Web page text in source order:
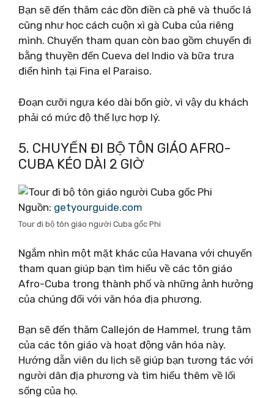
Bạn sẽ đến thăm các đồn điền cà phê và thuốc lá
cũng như học cách cuộn xì gà Cuba của riêng
mình. Chuyến tham quan còn bao gồm chuyến đi
bằng thuyền đến Cueva del Indio và bữa trưa
điển hình tại Fina el Paraiso.
Đoạn cưỡi ngựa kéo dài bốn giờ, vì vậy du khách
phải có mức độ thể lực hợp lý.
5. CHUYẾN ĐI BỘ TÔN GIÁO AFRO-
CUBA KÉO DÀI 2 GIỜ
Nguồn: getyourguide.com
Tour đi bộ tôn giáo người Cuba gốc Phi
Ngắm nhìn một mặt khác của Havana với chuyến
tham quan giúp bạn tìm hiểu về các tôn giáo
Afro-Cuba trong thành phố và những ảnh hưởng
của chúng đối với văn hóa địa phương.
Bạn sẽ đến thăm Callejón de Hammel, trung tâm
của các tôn giáo và hoạt động văn hóa này.
Hướng dẫn viên du lịch sẽ giúp bạn tương tác với
người dân địa phương và tìm hiểu thêm về lối
sống của họ.